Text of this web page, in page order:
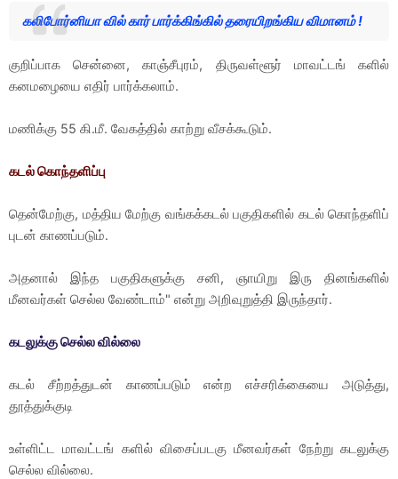
கலிபோர்னியா வில் கார் பார்க்கிங்கில் தரையிறங்கிய விமானம் !
குறிப்பாக சென்னை, காஞ்சீபுரம், திருவள்ளூர் மாவட்டங் களில்
கனமழையை எதிர் பார்க்கலாம்.
மணிக்கு 55 கி.மீ. வேகத்தில் காற்று வீசக்கூடும்.
கடல் கொந்தளிப்பு
தென்மேற்கு, மத்திய மேற்கு வங்கக்கடல் பகுதிகளில் கடல் கொந்தளிப்
புடன் காணப்படும்.
அதனால் இந்த பகுதிகளுக்கு சனி, ஞாயிறு இரு தினங்களில்
மீனவர்கள் செல்ல வேண்டாம்" என்று அறிவுறுத்தி இருந்தார்.
கடலுக்கு செல்ல வில்லை
கடல் சீற்றத்துடன் காணப்படும் என்ற எச்சரிக்கையை அடுத்து,
தூத்துக்குடி
உள்ளிட்ட மாவட்டங் களில் விசைப்படகு மீனவர்கள் நேற்று கடலுக்கு
செல்ல வில்லை.